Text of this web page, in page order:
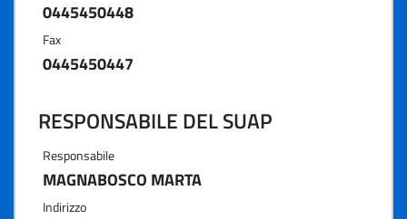
0445450448
Fax
0445450447
RESPONSABILE DEL SUAP
Responsabile
MAGNABOSCO MARTA
Indirizzo